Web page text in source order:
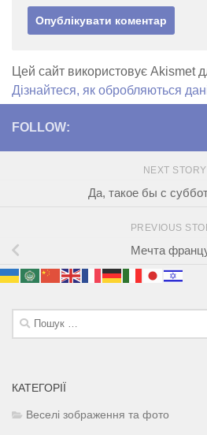
Цей сайт використовує Akismet
Дізнайтеся, як обробляються
FOLLOW:
NEXT STORY
Да, такое бы с
PREVIOUS
Мечта
Пошук:
КАТЕГОРІЇ
Веселі зображення та фото